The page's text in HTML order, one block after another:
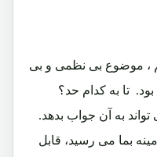
، موضوع بی نظمی و بی
بود. تا به کدام حد؟
به آن جواب بدهد.
بما می رسید، قابل